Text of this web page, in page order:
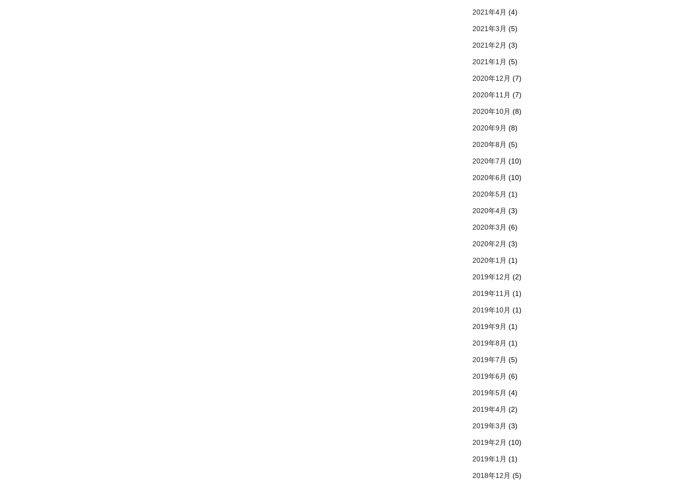
2021年4月 (4)
2021年3月 (5)
2021年2月 (3)
2021年1月 (5)
2020年12月 (7)
2020年11月 (7)
2020年10月 (8)
2020年9月 (8)
2020年8月 (5)
2020年7月 (10)
2020年6月 (10)
2020年5月 (1)
2020年4月 (3)
2020年3月 (6)
2020年2月 (3)
2020年1月 (1)
2019年12月 (2)
2019年11月 (1)
2019年10月 (1)
2019年9月 (1)
2019年8月 (1)
2019年7月 (5)
2019年6月 (6)
2019年5月 (4)
2019年4月 (2)
2019年3月 (3)
2019年2月 (10)
2019年1月 (1)
2018年12月 (5)